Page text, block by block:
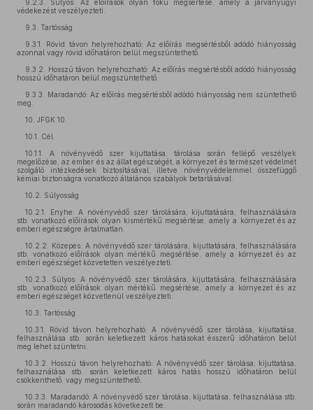
9.2.3. Súlyos: Az előírások olyan fokú megsértése, amely a járványügyi
védekezést veszélyezteti.
9.3. Tartósság
9.3.1. Rövid távon helyrehozható: Az előírás megsértésből adódó hiányosság
azonnal vagy rövid időhatáron belül megszüntethető.
9.3.2. Hosszú távon helyrehozható: Az előírás megsértésből adódó hiányosság
hosszú időhatáron belül megszüntethető.
9.3.3. Maradandó: Az előírás megsértésből adódó hiányosság nem szüntethető
meg.
10. JFGK 10.
10.1. Cél
10.1.1. A növényvédő szer kijuttatása, tárolása során fellépő veszélyek
megelőzése, az ember és az állat egészségét, a környezet és természet védelmét
szolgáló intézkedések biztosításával, illetve növényvédelemmel összefüggő
kémiai biztonságra vonatkozó általános szabályok betartásával.
10.2. Súlyosság
10.2.1. Enyhe: A növényvédő szer tárolására, kijuttatására, felhasználására
stb. vonatkozó előírások olyan kismértékű megsértése, amely a környezet és az
emberi egészségre ártalmatlan.
10.2.2. Közepes: A növényvédő szer tárolására, kijuttatására, felhasználására
stb. vonatkozó előírások olyan mértékű megsértése, amely a környezet és az
emberi egészséget közvetetten veszélyezteti.
10.2.3. Súlyos: A növényvédő szer tárolására, kijuttatására, felhasználására
stb. vonatkozó előírások olyan mértékű megsértése, amely a környezet és az
emberi egészséget közvetlenül veszélyezteti.
10.3. Tartósság
10.3.1. Rövid távon helyrehozható: A növényvédő szer tárolása, kijuttatása,
felhasználása stb. során keletkezett káros hatásokat ésszerű időhatáron belül
meg lehet szüntetni.
10.3.2. Hosszú távon helyrehozható: A növényvédő szer tárolása, kijuttatása,
felhasználása stb. során keletkezett káros hatás hosszú időhatáron belül
csökkenthető, vagy megszüntethető.
10.3.3. Maradandó: A növényvédő szer tárolása, kijuttatása, felhasználása stb.
során maradandó károsodás következett be.